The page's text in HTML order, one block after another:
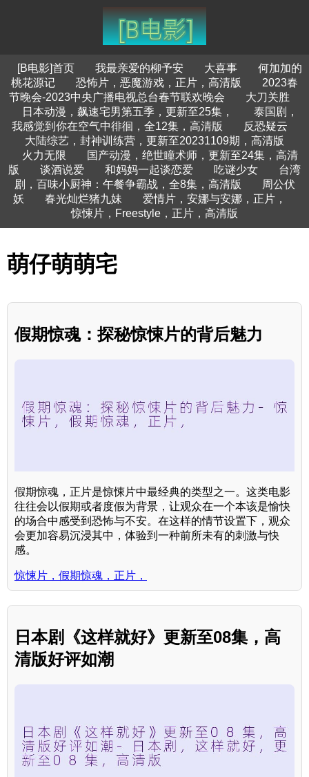
[B电影]首页 我最亲爱的柳予安 大喜事
何加加的
桃花源记
恐怖片，恶魔游戏，正片，高清版
2023春
节晚会-2023中央广播电视总台春节联欢晚会
大刀关胜
日本动漫，飙速宅男第五季，更新至25集，
泰国剧，
我感觉到你在空气中徘徊，全12集，高清版
反恐疑云
大陆综艺，封神训练营，更新至20231109期，高清版
火力无限
国产动漫，绝世瞳术师，更新至24集，高清
版
谈酒说爱 和妈妈一起谈恋爱 吃谜少女
台湾
剧，百味小厨神：午餐争霸战，全8集，高清版
周公伏
妖
春光灿烂猪九妹
爱情片，安娜与安娜，正片，
惊悚片，Freestyle，正片，高清版
萌仔萌萌宅
假期惊魂：探秘惊悚片的背后魅力
假期惊魂，正片是惊悚片中最经典的类型之一。这类电影
往往会以假期或者度假为背景，让观众在一个本该是愉快
的场合中感受到恐怖与不安。在这样的情节设置下，观众
会更加容易沉浸其中，体验到一种前所未有的刺激与快
感。
惊悚片，假期惊魂，正片，
日本剧《这样就好》更新至08集，高
清版好评如潮